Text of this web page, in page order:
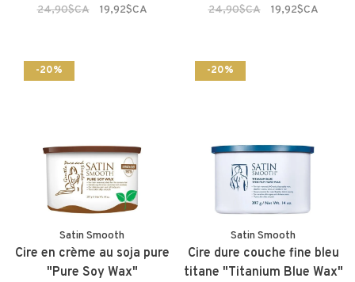
24,90$CA 19,92$CA 24,90$CA 19,92$CA
-20%
Satin Smooth
Cire en crème au soja pure
"Pure Soy Wax"
-20%
Satin Smooth
Cire dure couche fine bleu
titane "Titanium Blue Wax"